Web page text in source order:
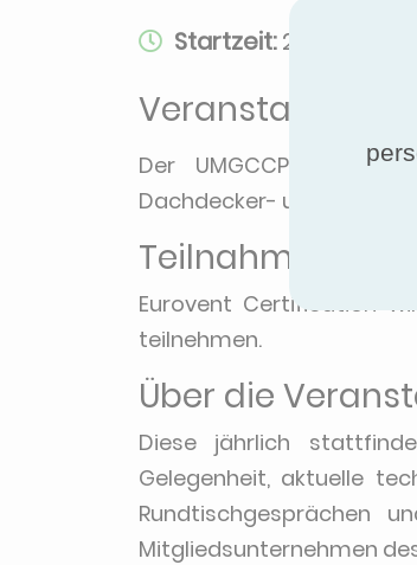
Startzeit:25.04.2024,
Der UMGCCP-
Dachdecker- und
Teilnahme von
Eurovent Certification
teilnehmen.
Über die
Diese jährlich
Gelegenheit, aktuelle
Rundtischgesprächen
Mitgliedsunternehmen